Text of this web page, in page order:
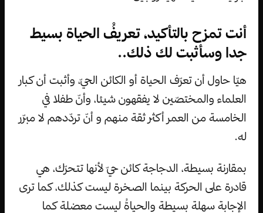
أنت تمزح بالتأكيد، تعريفُ الحياة بسيط
جدا وسأثبت لك ذلك..
هيّا حاول أن تعرّف الحياة أو الكائن الحيّ، وأثبت أن كبار
العلماء والمختصّين لا يفقهون شيئا، وأنّ طفلا في
الخامسة من العمر أكثر ثقة منهم و أنّ تردّدهم لا مبرّر
له.
بمقارنة بسيطة، الدجاجة كائن حيّ لأنها تتحرّك، هي
قادرة على الحركة بينما الصخرة ليست كذلك، كما ترى
الإجابة سهلة بسيطة والحياةُ ليست معضلة كما